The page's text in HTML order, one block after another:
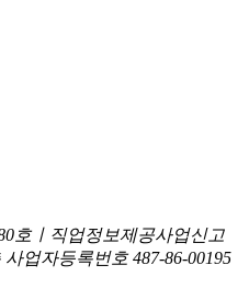
호ㅣ직업정보제공사업신고
사업자등록번호 487-86-00195